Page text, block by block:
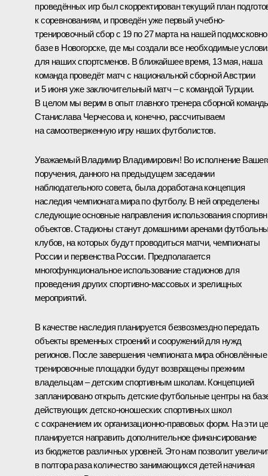
проведённых игр был скорректирован текущий план
к соревнованиям, и проведён уже первый учебно-
тренировочный сбор с 19 по 27 марта на нашей
базе в Новогорске, где мы создали все необходимые
для наших спортсменов. В ближайшее время, 13 мая, наша
команда проведёт матч с национальной сборной Австрии
и 5 июня уже заключительный матч – с командой Турции.
В целом мы верим в опыт главного тренера сборной
Станислава Черчесова и, конечно, рассчитываем
на самоотверженную игру наших футболистов.
Уважаемый Владимир Владимирович! Во исполнение
поручения, данного на предыдущем заседании
наблюдательного совета, была доработана концепция
наследия чемпионата мира по футболу. В ней определены
следующие основные направления использования
объектов. Стадионы станут домашними аренами
клубов, на которых будут проводиться матчи, чемпионаты
России и первенства России. Предполагается
многофункциональное использование стадионов для
проведения других спортивно-массовых и зрелищных
мероприятий.
В качестве наследия планируется безвозмездно передать
объекты временных строений и сооружений для нужд
регионов. После завершения чемпионата мира обновлённые
тренировочные площадки будут возвращены прежним
владельцам – детским спортивным школам. Концепцией
запланировано открыть детские футбольные центры на
действующих детско-юношеских спортивных школ
с сохранением их организационно-правовых форм. На эти
планируется направить дополнительное финансирование
из бюджетов различных уровней. Это нам позволит
в полтора раза количество занимающихся детей начиная